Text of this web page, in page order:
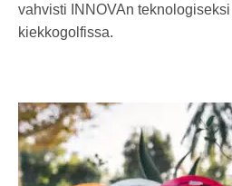
vahvisti INNOVAn
kiekkogolfissa.